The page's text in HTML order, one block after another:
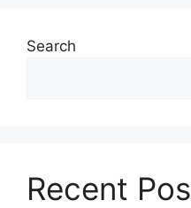
Search
Recent